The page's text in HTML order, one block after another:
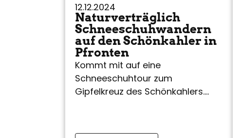
12.12.2024
Naturverträglich
Schneeschuhwandern
auf den Schönkahler in
Pfronten
Kommt mit auf eine
Schneeschuhtour zum
Gipfelkreuz des Schönkahlers.
Schneeschuhroute.